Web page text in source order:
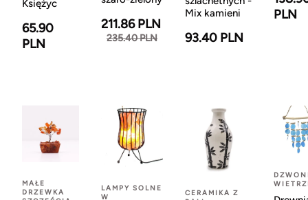
Księżyc
65.90
PLN
211.86 PLN
235.40 PLN
Mix kamieni
93.40 PLN
PLN
MAŁE
DRZEWKA
LAMPY SOLNE
W
CERAMIKA Z